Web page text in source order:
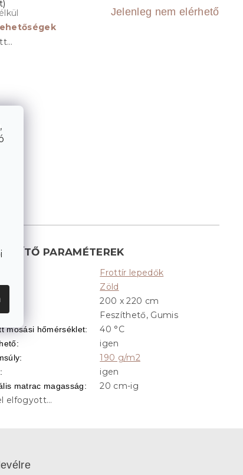
Jelenleg nem elérhető
PARAMÉTEREK
Frottír lepedők
: Zöld
200 x 220 cm
Feszíthető, Gumis
mosási hőmérséklet: 40 °C
: igen
: 190 g/m2
: igen
matrac magasság:
20 cm-ig
elfogyott…